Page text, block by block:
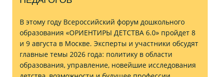
В этому году Всероссийский форум дошкольного
образования «ОРИЕНТИРЫ ДЕТСТВА 6.0» пройдет 8
и 9 августа в Москве. Эксперты и участники обсудят
главные темы 2026 года: политику в области
образования, управление, новейшие исследования